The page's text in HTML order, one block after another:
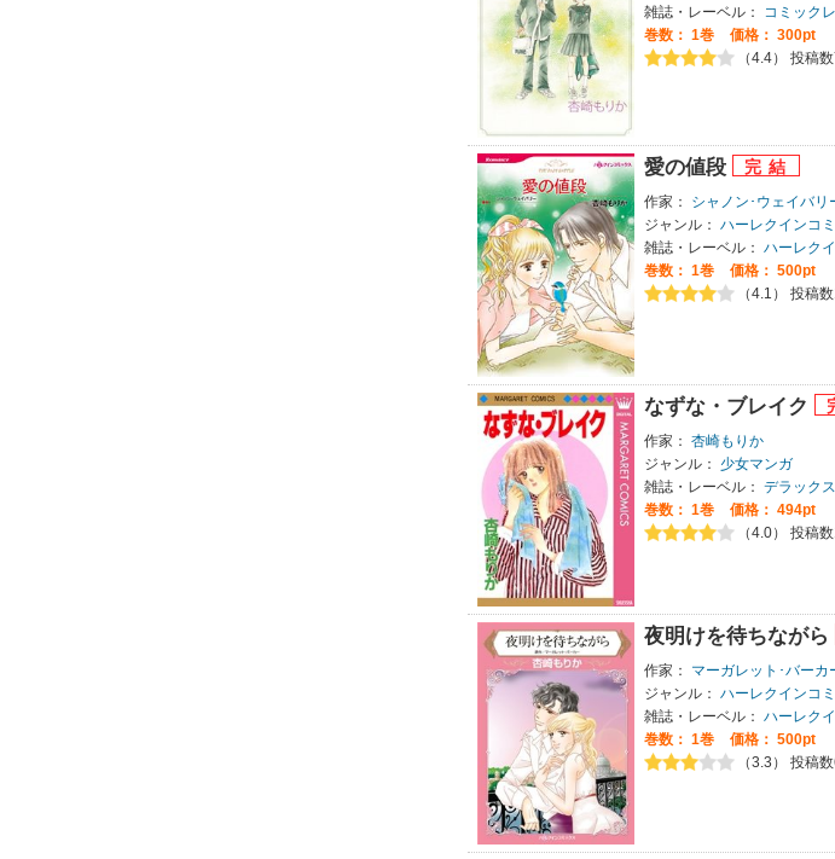
雑誌・レーベル：
コミック
巻数： 1巻
価格： 300pt
（4.4） 投稿
愛の値段
作家： シャノン･ウェイバリ
ジャンル： ハーレクインコ
雑誌・レーベル： ハーレク
巻数： 1巻
価格： 500pt
（4.1） 投稿
なずな・ブレイク
作家： 杏崎もりか
ジャンル：
少女マンガ
雑誌・レーベル： デラック
巻数： 1巻
価格： 494pt
（4.0） 投稿
夜明けを待ちながら
作家： マーガレット･バーカ
ジャンル： ハーレクインコ
雑誌・レーベル： ハーレク
巻数： 1巻
価格： 500pt
（3.3） 投稿